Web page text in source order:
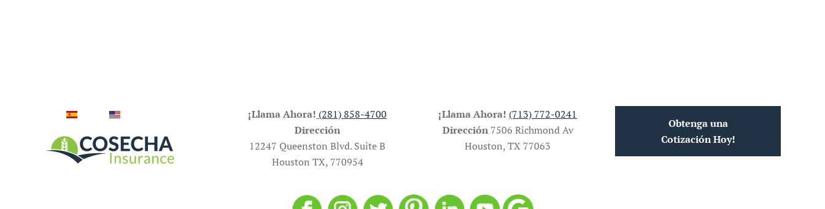
¡Llama Ahora! (281) 858-4700
Dirección
12247 Queenston Blvd. Suite B
Houston TX, 770954
¡Llama Ahora! (713) 772-0241
Dirección7506 Richmond Av
Houston, TX 77063
Obtenga una
Cotización Hoy!